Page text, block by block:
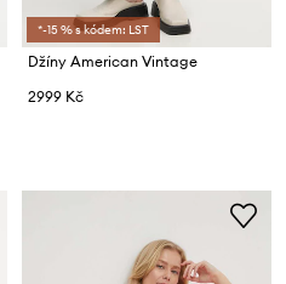
*-15 % s kódem: LST
Džíny American Vintage
2999 Kč